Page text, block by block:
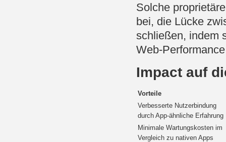
Solche
bei, die Lücke
schließen, indem
Web-
Impact auf
Vorteile
Verbesserte Nutzerbindung
durch App-ähnliche Erfahrung
Minimale Wartungskosten im
Vergleich zu nativen Apps